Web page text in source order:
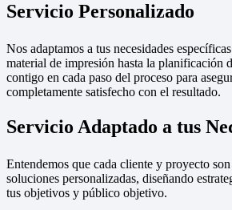
Servicio Personalizado
Nos adaptamos a tus necesidades
material de impresión hasta la planificación
contigo en cada paso del proceso para
completamente satisfecho con el resultado.
Servicio Adaptado a tus
Entendemos que cada cliente y proyecto
soluciones personalizadas, diseñando
tus objetivos y público objetivo.